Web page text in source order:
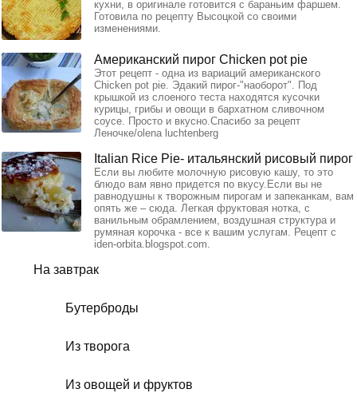
На завтрак
Бутерброды
Из творога
Из овощей и фруктов
кухни, в оригинале готовится с бараньим фаршем.
Готовила по рецепту Высоцкой со своими
изменениями.
Американский пирог Chicken pot pie
Этот рецепт - одна из вариаций американского
Chicken pot pie. Эдакий пирог-"наоборот". Под
крышкой из слоеного теста находятся кусочки
курицы, грибы и овощи в бархатном сливочном
соусе. Просто и вкусно.Спасибо за рецепт
Леночке/olena luchtenberg
Italian Rice Pie- итальянский рисовый пирог
Если вы любите молочную рисовую кашу, то это
блюдо вам явно придется по вкусу.Если вы не
равнодушны к творожным пирогам и запеканкам, вам
опять же – сюда. Легкая фруктовая нотка, с
ванильным обрамлением, воздушная структура и
румяная корочка - все к вашим услугам. Рецепт с
iden-orbita.blogspot.com.